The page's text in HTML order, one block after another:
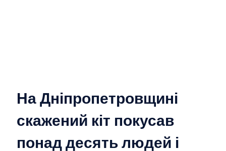
На Дніпропетровщині
скажений кіт покусав
понад десять людей і